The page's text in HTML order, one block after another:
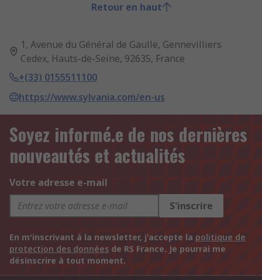
Retour en haut
1, Avenue du Général de Gaulle, Gennevilliers
Cedex, Hauts-de-Seine, 92635, France
+(33) 0155511100
https://www.sylvania.com/en-us
Soyez informé.e de nos dernières
nouveautés et actualités
Votre adresse e-mail
S'inscrire
En m'inscrivant à la newsletter, j'accepte la politique de
protection des données de RS France. Je pourrai me
désinscrire à tout moment.